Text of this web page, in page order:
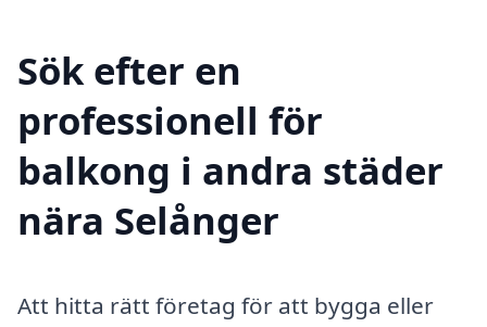
Sök efter en
professionell för
balkong i andra städer
nära Selånger
Att hitta rätt företag för att bygga eller